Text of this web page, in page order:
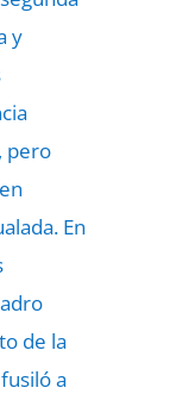
y
pero
En
de la
a